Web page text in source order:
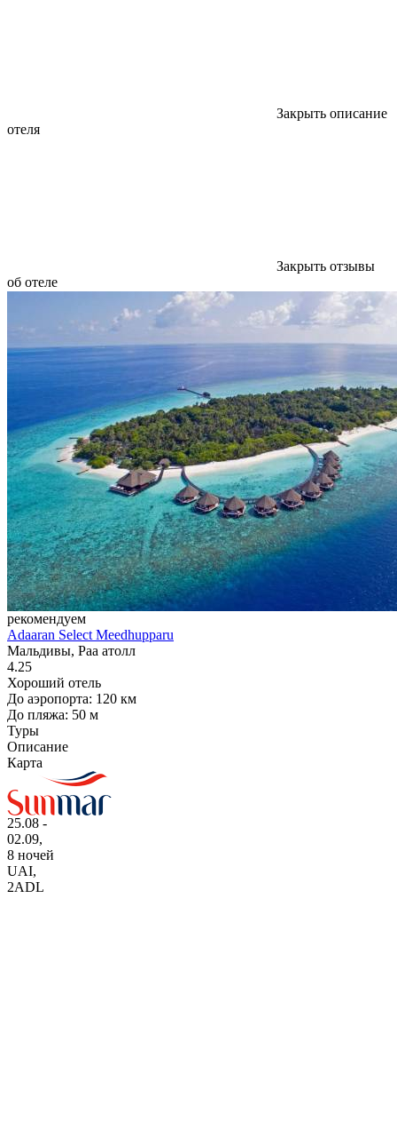
Закрыть описание
отеля
Закрыть отзывы
об отеле
рекомендуем
Adaaran Select Meedhupparu
Мальдивы, Раа атолл
4.25
Хороший отель
До аэропорта: 120 км
До пляжа: 50 м
Туры
Описание
Карта
25.08 -
02.09,
8 ночей
UAI,
2ADL